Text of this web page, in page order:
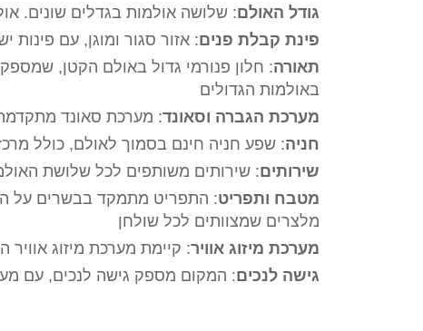
גודל האולם: שלושה אולמות בגדלים שונים. אולם קטן לאירועים של עד 80 איש,
פינת קבלת פנים: אזור סגור ומוגן, עם פינות
תאורה: חלון פנורמי גדול באולם הקטן,
באולמות הגדולים
מערכת הגברה וסאונד: מערכת סאונד
חניה: שפע חניה חינם בסמוך לאולם, כולל
שירותים: שירותים משותפים לכל שלושת
מטבח ותפריט: התפריט מתמקד בבשרים על
מלצרים שמצוותים לכל שולחן
מערכת מיזוג אוויר: קיימת מערכת מיזוג
גישה לנכים: המקום מספק גישה לנכים, עם